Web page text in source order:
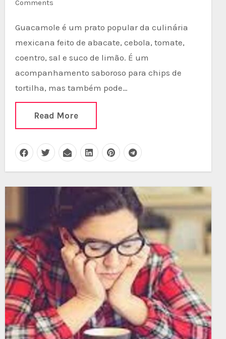
Comments
Guacamole é um prato popular da culinária
mexicana feito de abacate, cebola, tomate,
coentro, sal e suco de limão. É um
acompanhamento saboroso para chips de
tortilha, mas também pode…
Read More